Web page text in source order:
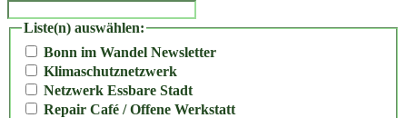
Liste(n) auswählen:
Bonn im Wandel Newsletter
Klimaschutznetzwerk
Netzwerk Essbare Stadt
Repair Café / Offene Werkstatt